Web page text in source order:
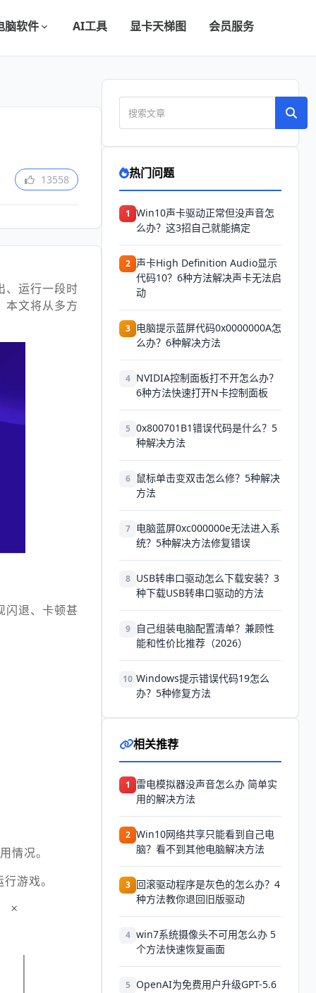
脑软件 AI工具 显卡天梯图 会员服务
13558
、运行一段时
本文将从多方
闪退、卡顿甚
情况。
游戏。
热门问题
1 Win10声卡驱动正常但没声音怎
么办？这3招自己就能搞定
2 声卡High Definition Audio显示
代码10？6种方法解决声卡无法启
动
3 电脑提示蓝屏代码0x0000000A怎
么办？6种解决方法
4 NVIDIA控制面板打不开怎么办？
6种方法快速打开N卡控制面板
5 0x800701B1错误代码是什么？5
种解决方法
6
鼠标单击变双击怎么修？5种解决
方法
7 电脑蓝屏0xc000000e无法进入系
统？5种解决方法修复错误
8 USB转串口驱动怎么下载安装？3
种下载USB转串口驱动的方法
9
自己组装电脑配置清单？兼顾性
能和性价比推荐（2026）
10 Windows提示错误代码19怎么
办？5种修复方法
相关推荐
1
雷电模拟器没声音怎么办 简单实
用的解决方法
2 Win10网络共享只能看到自己电
脑？看不到其他电脑解决方法
3 回滚驱动程序是灰色的怎么办？4
种方法教你退回旧版驱动
4 win7系统摄像头不可用怎么办 5
个方法快速恢复画面
5 OpenAI为免费用户升级GPT-5.6